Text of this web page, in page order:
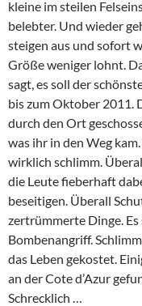
kleine im steilen
belebter. Und wieder
steigen aus und sofort
Größe weniger lohnt.
sagt, es soll der
bis zum Oktober 2011.
durch den Ort
was ihr in den Weg
wirklich schlimm.
die Leute fieberhaft
beseitigen. Überall
zertrümmerte Dinge.
Bombenangriff.
das Leben gekostet.
an der Cote d’Azur
Schrecklich …